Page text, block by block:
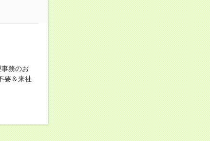
務のお
要＆来社